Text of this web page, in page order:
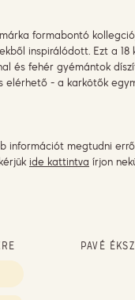
formabontó
inspirálódott. Ezt a 18
és fehér gyémántok
elérhető - a karkötők
információt megtudni
ide kattintva írjon
PAVÉ